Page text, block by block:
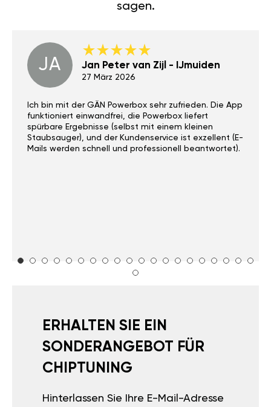
sagen.
JA Jan Peter van Zijl - IJmuiden
27 März 2026
Ich bin mit der GÄN Powerbox sehr zufrieden. Die App
funktioniert einwandfrei, die Powerbox liefert
spürbare Ergebnisse (selbst mit einem kleinen
Staubsauger), und der Kundenservice ist exzellent (E-
Mails werden schnell und professionell beantwortet).
ERHALTEN SIE EIN
SONDERANGEBOT FÜR
CHIPTUNING
Hinterlassen Sie Ihre E-Mail-Adresse